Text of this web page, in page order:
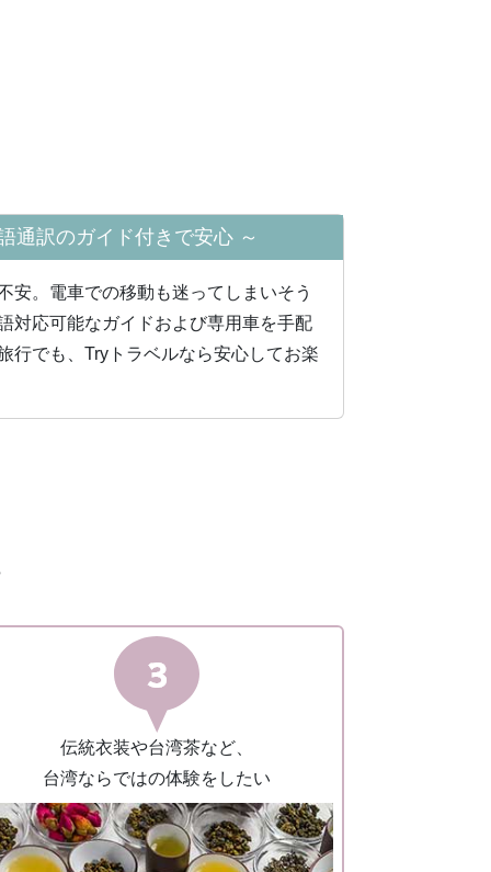
通訳のガイド付きで安心 ～
安。電⾞での移動も迷ってしまいそう
対応可能なガイドおよび専⽤⾞を⼿配
⾏でも、Tryトラベルなら安⼼してお楽
伝統⾐装や台湾茶など、
台湾ならではの体験をしたい